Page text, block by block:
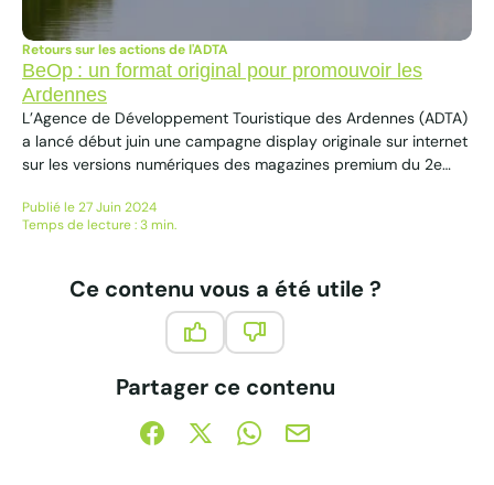
BeOp : un format original pour promouvoir les
Ardennes
Retours sur les actions de l'ADTA
L’Agence de Développement Touristique des Ardennes (ADTA)
a lancé début juin une campagne display originale sur internet
sur les versions numériques des magazines premium du 2e
Première, Marie-Claire, Capital, Côté Maison, Forbes,
Challenges, Vogue, Télé 7 jours, Version Fémina… BeOp : qu’est-
Publié le 27 Juin 2024
Temps de lecture : 3 min.
Ce contenu vous a été utile ?
Partager ce contenu
Partager sur Facebook (nouvelle fenêtre)
Partager sur X / Twitter (nouvelle
Partager sur WhatsApp
Partager par mail